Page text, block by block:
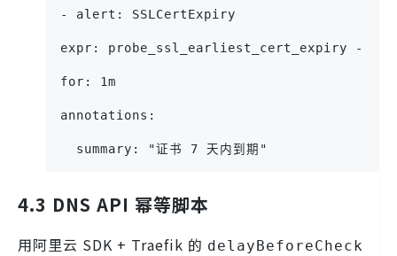
- alert: SSLCertExpiry
expr: probe_ssl_earliest_cert_expiry -
for: 1m
annotations:
  summary: "证书 7 天内到期"
4.3 DNS API 幂等脚本
用阿里云 SDK + Traefik 的 delayBeforeCheck